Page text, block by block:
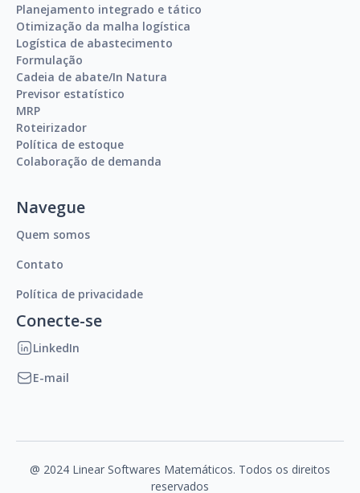
Planejamento integrado e tático
Otimização da malha logística
Logística de abastecimento
Formulação
Cadeia de abate/In Natura
Previsor estatístico
MRP
Roteirizador
Política de estoque
Colaboração de demanda
Navegue
Quem somos
Contato
Política de privacidade
Conecte-se
LinkedIn
E-mail
@ 2024 Linear Softwares Matemáticos. Todos os direitos
reservados